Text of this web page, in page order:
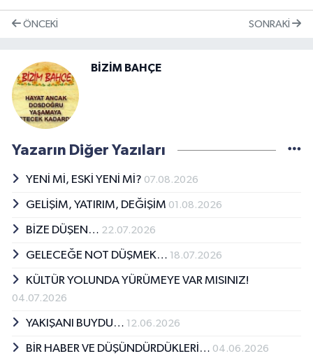
ÖNCEKI SONRAKI
BİZİM BAHÇE
Yazarın Diğer Yazıları
YENİ Mİ, ESKİ YENİ Mİ? 07.08.2026
GELİŞİM, YATIRIM, DEĞİŞİM 01.08.2026
BİZE DÜŞEN… 22.07.2026
GELECEĞE NOT DÜŞMEK… 18.07.2026
KÜLTÜR YOLUNDA YÜRÜMEYE VAR MISINIZ!
04.07.2026
YAKIŞANI BUYDU… 12.06.2026
BİR HABER VE DÜŞÜNDÜRDÜKLERİ… 04.06.2026